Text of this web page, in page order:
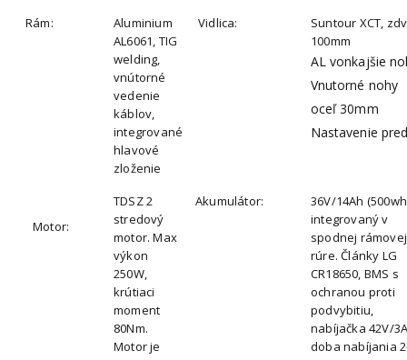
Rám:
Aluminium
AL6061, TIG
welding,
vnútorné
vedenie
káblov,
integrované
hlavové
zloženie
Vidlica:
Suntour XCT,
100mm
AL vonkajšie
Vnutorné nohy
oceľ 30mm
Nastavenie
Motor:
TDSZ 2
stredový
motor. Max
výkon
250W,
krútiaci
moment
80Nm.
Motor je
Akumulátor:
36V/14Ah
integrovaný v
spodnej rámovej
rúre. Články LG
CR18650, BMS s
ochranou proti
podvybitiu,
nabíjačka 42V/
doba nabíjania